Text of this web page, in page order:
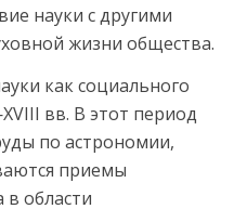
науки с другими
жизни общества.
как социального
вв. В этот период
по астрономии,
приемы
области